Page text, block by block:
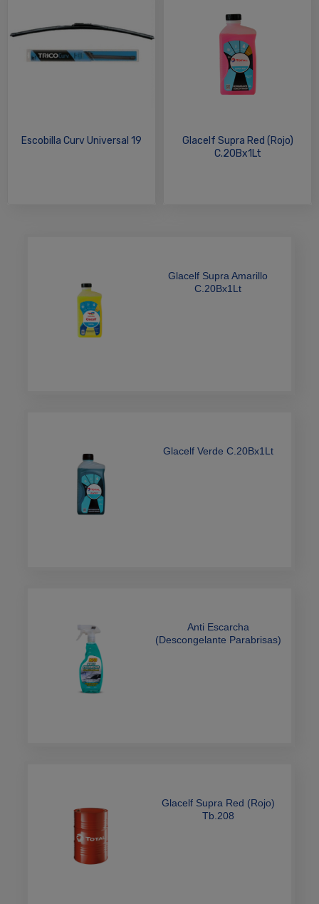
Escobilla Curv Universal 19
Glacelf Supra Red (Rojo)
C.20Bx1Lt
Glacelf Supra Amarillo
C.20Bx1Lt
Glacelf Verde C.20Bx1Lt
Anti Escarcha
(Descongelante Parabrisas)
Glacelf Supra Red (Rojo)
Tb.208